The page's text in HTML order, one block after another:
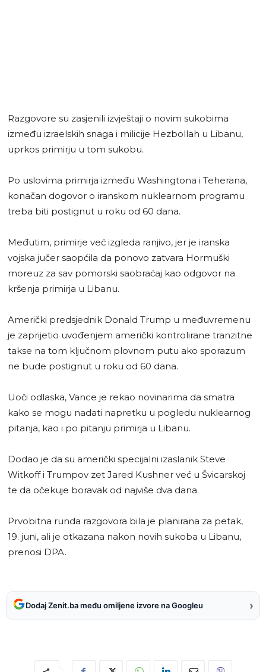
Razgovore su zasjenili izvještaji o novim sukobima
između izraelskih snaga i milicije Hezbollah u Libanu,
uprkos primirju u tom sukobu.
Po uslovima primirja između Washingtona i Teherana,
konačan dogovor o iranskom nuklearnom programu
treba biti postignut u roku od 60 dana.
Međutim, primirje već izgleda ranjivo, jer je iranska
vojska jučer saopćila da ponovo zatvara Hormuški
moreuz za sav pomorski saobraćaj kao odgovor na
kršenja primirja u Libanu.
Američki predsjednik Donald Trump u međuvremenu
je zaprijetio uvođenjem američki kontrolirane tranzitne
takse na tom ključnom plovnom putu ako sporazum
ne bude postignut u roku od 60 dana.
Uoči odlaska, Vance je rekao novinarima da smatra
kako se mogu nadati napretku u pogledu nuklearnog
pitanja, kao i po pitanju primirja u Libanu.
Dodao je da su američki specijalni izaslanik Steve
Witkoff i Trumpov zet Jared Kushner već u Švicarskoj
te da očekuje boravak od najviše dva dana.
Prvobitna runda razgovora bila je planirana za petak,
19. juni, ali je otkazana nakon novih sukoba u Libanu,
prenosi DPA.
Dodaj Zenit.ba među omiljene izvore na Googleu ›